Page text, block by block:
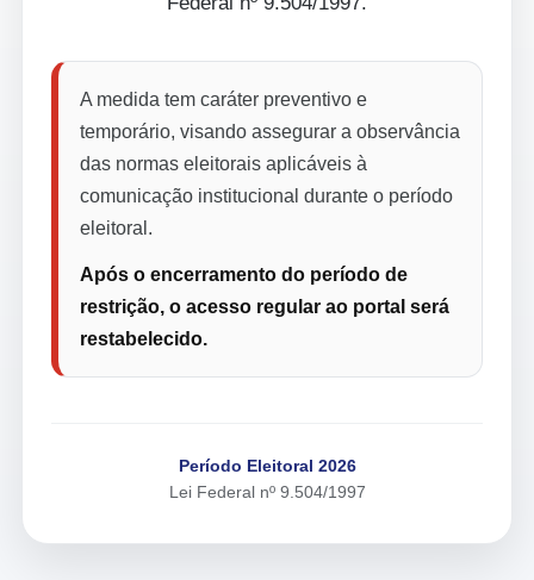
A medida tem caráter preventivo e
temporário, visando assegurar a observância
das normas eleitorais aplicáveis à
comunicação institucional durante o período
eleitoral.
Após o encerramento do período de
restrição, o acesso regular ao portal será
restabelecido.
Período Eleitoral 2026
Lei Federal nº 9.504/1997